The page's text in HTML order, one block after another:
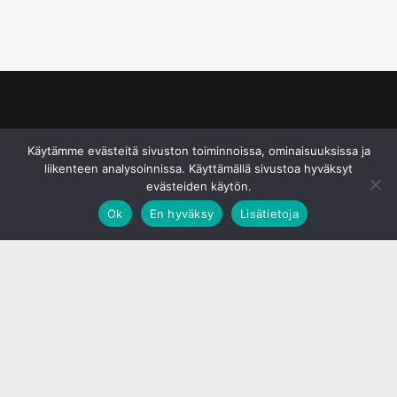
Käytämme evästeitä sivuston toiminnoissa, ominaisuuksissa ja
liikenteen analysoinnissa. Käyttämällä sivustoa hyväksyt
evästeiden käytön.
Ok
En hyväksy Lisätietoja